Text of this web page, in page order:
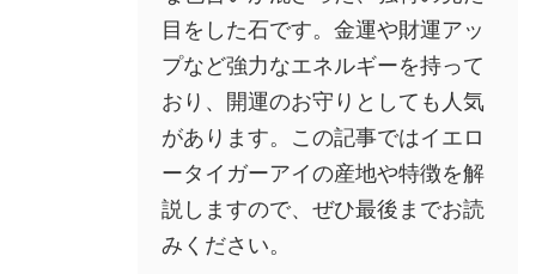
目をした石です。金運や財運アッ
プなど強力なエネルギーを持って
おり、開運のお守りとしても人気
があります。この記事ではイエロ
ータイガーアイの産地や特徴を解
説しますので、ぜひ最後までお読
みください。